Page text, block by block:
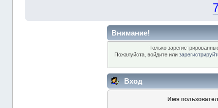
Внимание!
Только
Пожалуйста, войдите или
Вход
Имя